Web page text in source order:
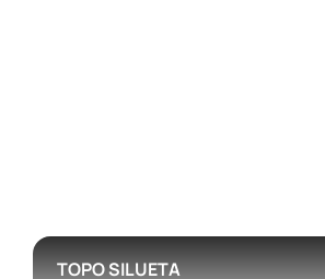
TOPO SILUETA